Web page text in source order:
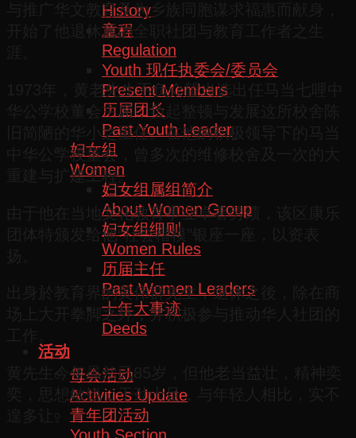
History
章程
Regulation
Youth 现任执委会/委员会
Present Members
历届团长
Past Youth Leader
妇女组
Women
妇女组属组简介
About Women Group
妇女组细则
Women Rules
历届主任
Past Women Leaders
十年大事迹
Deeds
活动
母会活动
Activities Update
青年团活动
与推广华文教育及为乡族同胞谋求福惠而献身，
开始了他退休后的全职社团与教育工作者之生
1973年，黄老先生不负众望当选出任马当七哩中
华公学校董会主席，负起整顿与发展这所校舍陈
旧简陋的华小之重任。在他的积极领导下的马当
中华公学校董会，曾多次的维修校舍及一次的大
重建与扩建工程。
由于他在当地文化教育事业卓著劳绩，该区康乐
团体特颁发给他“社会楷模”银座一座，以资表
出身於教育界的黄伟群先生，退休之後，除在商
场上大开拳脚之外，并积极参与推动华人社团的
黄先生今年虽然已85岁，但他老当益壮，精神奕
奕，思想敏锐，干劲十足，与年轻人相比，实不